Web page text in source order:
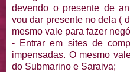
devendo o presente de
vou dar presente no dela (
mesmo vale para fazer
- Entrar em sites de
impensadas. O mesmo
do Submarino e Saraiva;